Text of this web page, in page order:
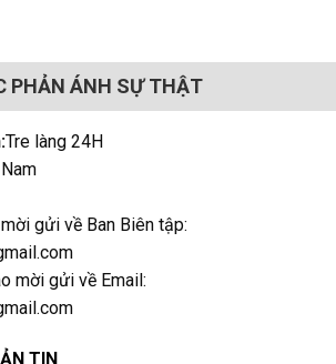
PHẢN ÁNH SỰ THẬT
Tre làng 24H
gửi về Ban Biên tập:
mời gửi về Email:
TIN